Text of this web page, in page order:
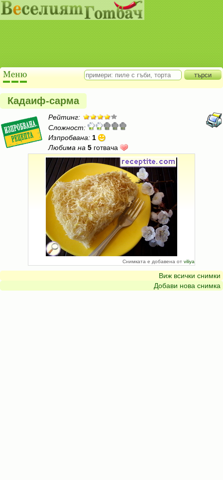
Кадаиф-сарма
Рейтинг:
Сложност:
Изпробвана: 1
Любима на 5 готвача
Снимката е добавена от viliya
Виж всички снимки
Добави нова снимка